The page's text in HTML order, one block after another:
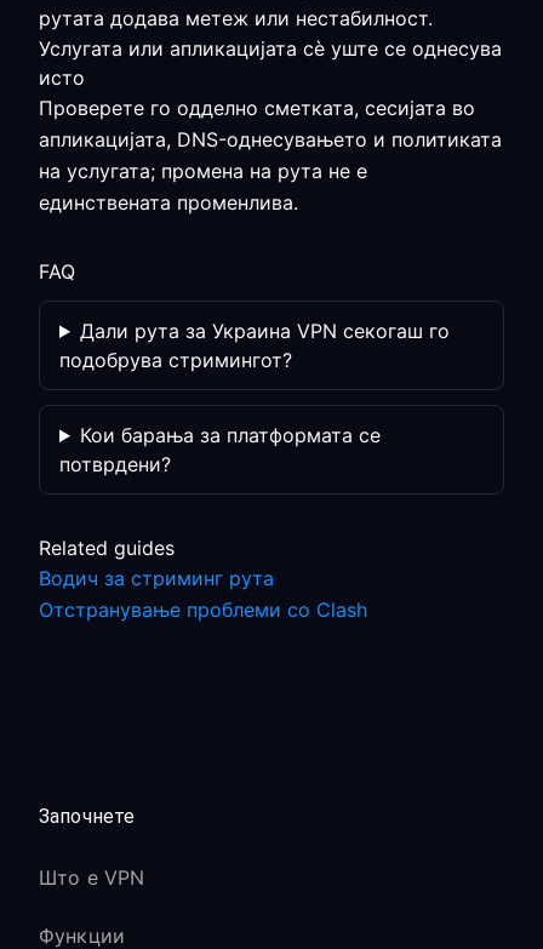
рутата додава метеж или нестабилност.
Услугата или апликацијата сè уште се однесува
исто
Проверете го одделно сметката, сесијата во
апликацијата, DNS-однесувањето и политиката
на услугата; промена на рута не е
единствената променлива.
FAQ
Дали рута за Украина VPN секогаш го
подобрува стримингот?
Кои барања за платформата се
потврдени?
Related guides
Водич за стриминг рута
Отстранување проблеми со Clash
Започнете
Што е VPN
Функции